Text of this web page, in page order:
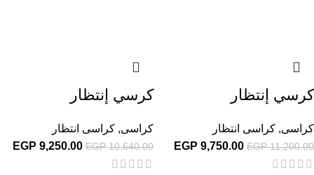
كرسي إنتظار
كراسى, كراسى انتظار
EGP11,200.00
EGP 9,750.00
كرسي إنتظار
كراسى, كراسى انتظار
EGP10,640.00
EGP 9,250.00